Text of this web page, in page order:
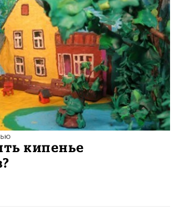
кипенье